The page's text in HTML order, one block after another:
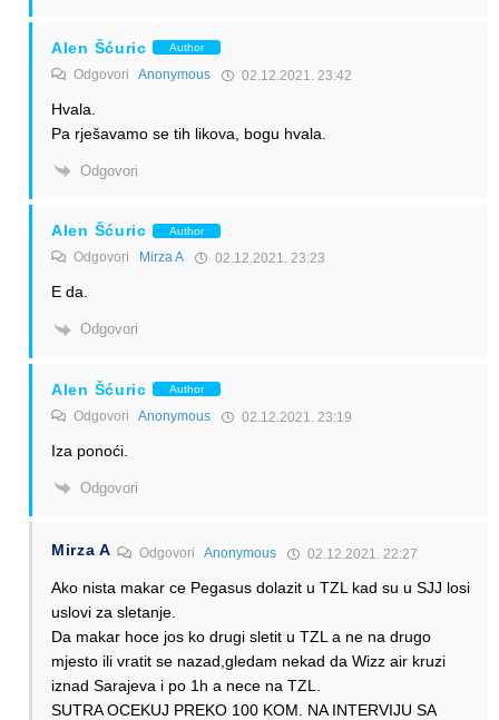
Alen Šćuric Author
Odgovori Anonymous 02.12.2021. 23:42
Hvala.
Pa rješavamo se tih likova, bogu hvala.
Odgovori
Alen Šćuric Author
Odgovori Mirza A 02.12.2021. 23:23
E da.
Odgovori
Alen Šćuric Author
Odgovori Anonymous 02.12.2021. 23:19
Iza ponoći.
Odgovori
Mirza A Odgovori Anonymous 02.12.2021. 22:27
Ako nista makar ce Pegasus dolazit u TZL kad su u SJJ losi
uslovi za sletanje.
Da makar hoce jos ko drugi sletit u TZL a ne na drugo
mjesto ili vratit se nazad,gledam nekad da Wizz air kruzi
iznad Sarajeva i po 1h a nece na TZL.
SUTRA OCEKUJ PREKO 100 KOM. NA INTERVIJU SA